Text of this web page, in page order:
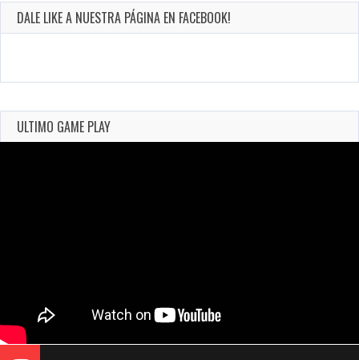
DALE LIKE A NUESTRA PÁGINA EN FACEBOOK!
ULTIMO GAME PLAY